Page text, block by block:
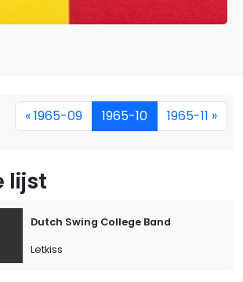
« 1965-09 1965-10 1965-11 »
lijst
Dutch Swing College Band
Letkiss